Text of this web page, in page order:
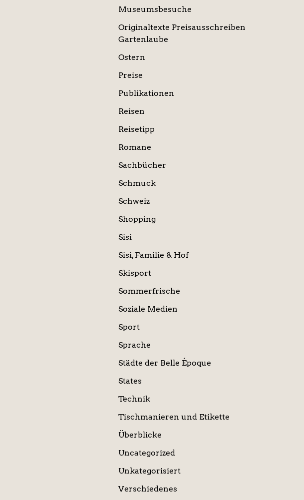
Museumsbesuche
Originaltexte Preisausschreiben
Gartenlaube
Ostern
Preise
Publikationen
Reisen
Reisetipp
Romane
Sachbücher
Schmuck
Schweiz
Shopping
Sisi
Sisi, Familie & Hof
Skisport
Sommerfrische
Soziale Medien
Sport
Sprache
Städte der Belle Époque
States
Technik
Tischmanieren und Etikette
Überblicke
Uncategorized
Unkategorisiert
Verschiedenes